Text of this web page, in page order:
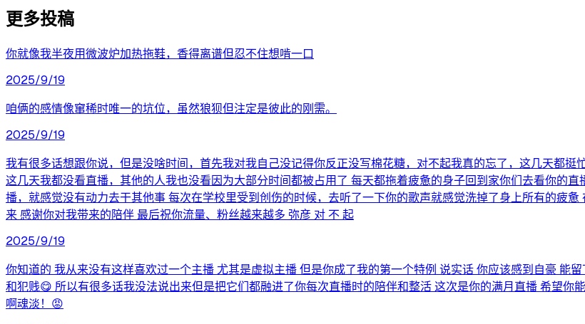
更多投稿
你就像我半夜用微波炉加热拖鞋，香得离谱但忍不住想啃一口
2025/9/19
咱俩的感情像窜稀时唯一的坑位，虽然狼狈但注定是彼此的刚需。
2025/9/19
我有很多话想跟你说，但是没啥时间，首先我对我自己没记得你反正没写棉花糖，对不起我真的忘了，这几天都
这几天我都没看直播，其他的人我也没看因为大部分时间都被占用了 每天都拖着疲惫的身子回到家你们去看你的
播，就感觉没有动力去干其他事 每次在学校里受到创伤的时候，去听了一下你的歌声就感觉洗掉了身上所有的疲
来 感谢你对我带来的陪伴 最后祝你流量、粉丝越来越多 弥彦 对 不 起
2025/9/19
你知道的 我从来没有这样喜欢过一个主播 尤其是虚拟主播 但是你成了我的第一个特例 说实话 你应该感到自豪 能
和犯贱😋 所以有很多话我没法说出来但是把它们都融进了你每次直播时的陪伴和整活 这次是你的满月直播 希望
啊魂淡！😡